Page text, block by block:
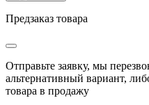
Предзаказ товара
Отправьте заявку, мы
альтернативный вариант,
товара в продажу